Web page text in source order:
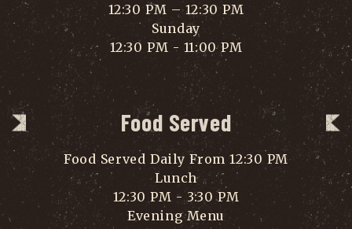
12:30 PM – 12:30 PM
Sunday
12:30 PM - 11:00 PM
Food Served
Food Served Daily From 12:30 PM
Lunch
12:30 PM - 3:30 PM
Evening Menu